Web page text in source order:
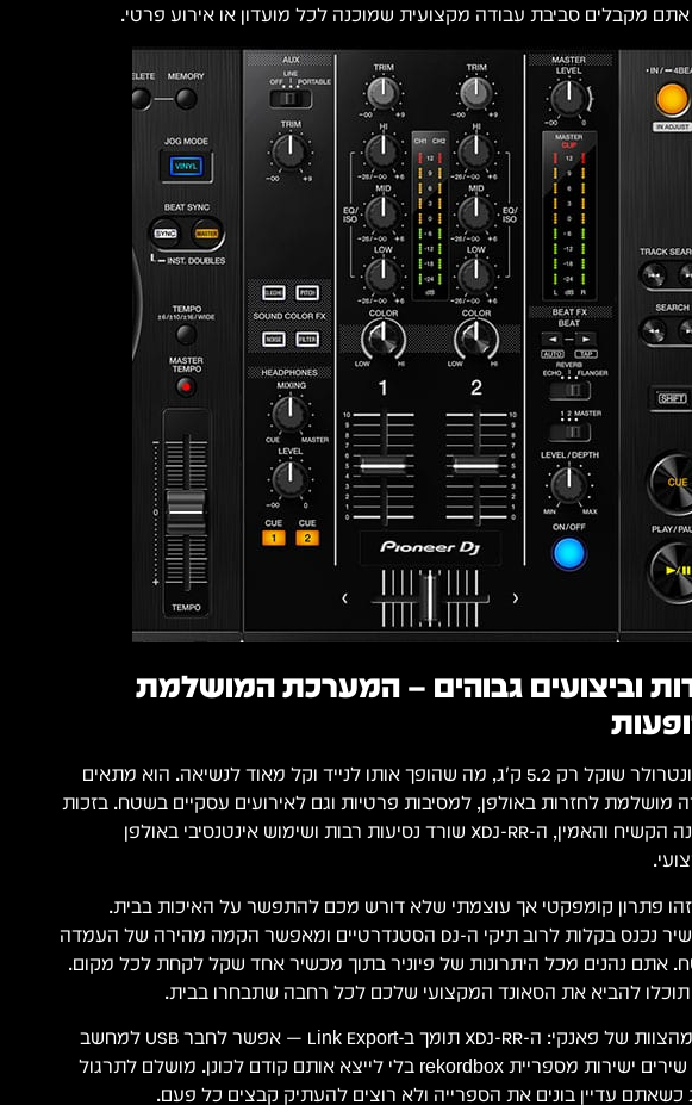
מקבלים סביבת עבודה מקצועית שמוכנה לכל מועדון או אירוע פרטי.
וביצועים גבוהים – המערכת המושלמת
ההקונטרולר שוקל רק 5.2 ק״ג, מה שהופך אותו לנייד וקל מאוד לנשיאה. הוא מתאים
מושלמת לחזרות באולפן, למסיבות פרטיות וגם לאירועים עסקיים בשטח. בזכות
המבנה הקשיח והאמין, ה-XDJ-RR שורד נסיעות רבות ושימוש אינטנסיבי באולפן
פתרון קומפקטי אך עוצמתי שלא דורש מכם להתפשר על האיכות בבית.
המכשיר נכנס בקלות לרוב תיקי ה-DJ הסטנדרטיים ומאפשר הקמה מהירה של העמדה
אתם נהנים מכל היתרונות של פיוניר בתוך מכשיר אחד שקל לקחת לכל מקום.
להביא את הסאונד המקצועי שלכם לכל רחבה שתבחרו בבית.
טיפ מהצוות של פאנקי: ה-XDJ-RR תומך ב-Link Export — אפשר לחבר USB למחשב
ולנגן שירים ישירות מספריית rekordbox בלי לייצא אותם קודם לכונן. מושלם לתרגול
כשאתם עדיין בונים את הספרייה ולא רוצים להעתיק קבצים כל פעם.